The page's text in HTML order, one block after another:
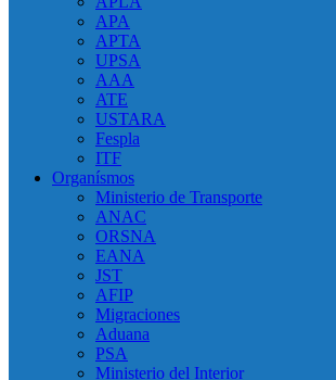
APA
APTA
UPSA
AAA
ATE
USTARA
Fespla
ITF
Organísmos
Ministerio de Transporte
ANAC
ORSNA
EANA
JST
AFIP
Migraciones
Aduana
PSA
Ministerio del Interior